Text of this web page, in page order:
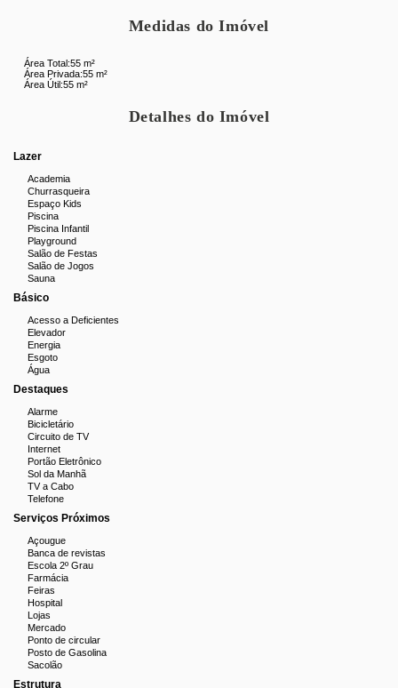
Medidas do Imóvel
Área Total:55 m²
Área Privada:55 m²
Área Útil:55 m²
Detalhes do Imóvel
Lazer
Academia
Churrasqueira
Espaço Kids
Piscina
Piscina Infantil
Playground
Salão de Festas
Salão de Jogos
Sauna
Básico
Acesso a Deficientes
Elevador
Energia
Esgoto
Água
Destaques
Alarme
Bicicletário
Circuito de TV
Internet
Portão Eletrônico
Sol da Manhã
TV a Cabo
Telefone
Serviços Próximos
Açougue
Banca de revistas
Escola 2º Grau
Farmácia
Feiras
Hospital
Lojas
Mercado
Ponto de circular
Posto de Gasolina
Sacolão
Estrutura